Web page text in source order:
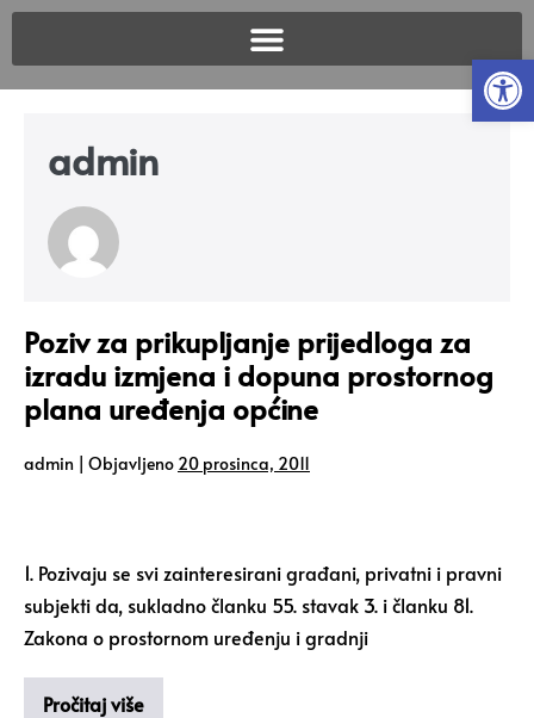
admin
Poziv za prikupljanje prijedloga za
izradu izmjena i dopuna prostornog
plana uređenja općine
admin | Objavljeno 20 prosinca, 2011
1. Pozivaju se svi zainteresirani građani, privatni i pravni
subjekti da, sukladno članku 55. stavak 3. i članku 81.
Zakona o prostornom uređenju i gradnji
Pročitaj više